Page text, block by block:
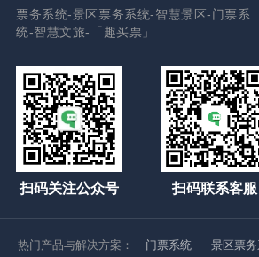
票务系统-景区票务系统-智慧景区-门票系
统-智慧文旅-「趣买票」
扫码关注公众号 扫码联系客服
热门产品与解决方案： 门票系统 景区票